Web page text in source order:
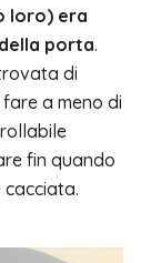
loro) era
porta.
di
a meno di
fin quando
cacciata.